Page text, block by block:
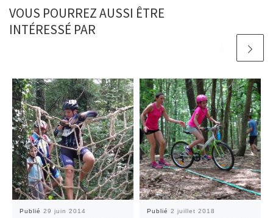
VOUS POURREZ AUSSI ÊTRE
INTÉRESSÉ PAR
Publié 29 juin 2014 Publié 2 juillet 2018